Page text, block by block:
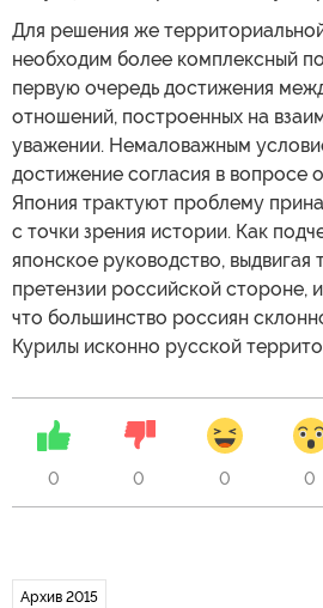
Для решения же
необходим более комплексный
первую очередь достижения
отношений, построенных на
уважении. Немаловажным
достижение согласия в вопросе
Япония трактуют проблему
с точки зрения истории. Как
японское руководство, выдвигая
претензии российской стороне,
что большинство россиян
Курилы исконно русской
0 0 0 0
Архив 2015